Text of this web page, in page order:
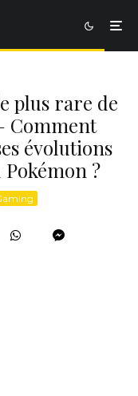
plus rare de
Comment
évolutions
?